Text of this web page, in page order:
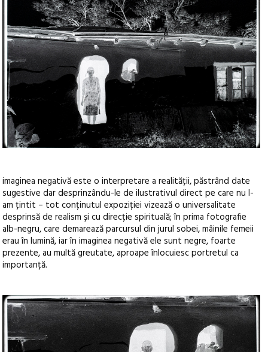
imaginea negativă este o interpretare a realității, păstrând date
sugestive dar desprinzându-le de ilustrativul direct pe care nu l-
am țintit – tot conținutul expoziției vizează o universalitate
desprinsă de realism și cu direcție spirituală; în prima fotografie
alb-negru, care demarează parcursul din jurul sobei, mâinile femeii
erau în lumină, iar în imaginea negativă ele sunt negre, foarte
prezente, au multă greutate, aproape înlocuiesc portretul ca
importanță.